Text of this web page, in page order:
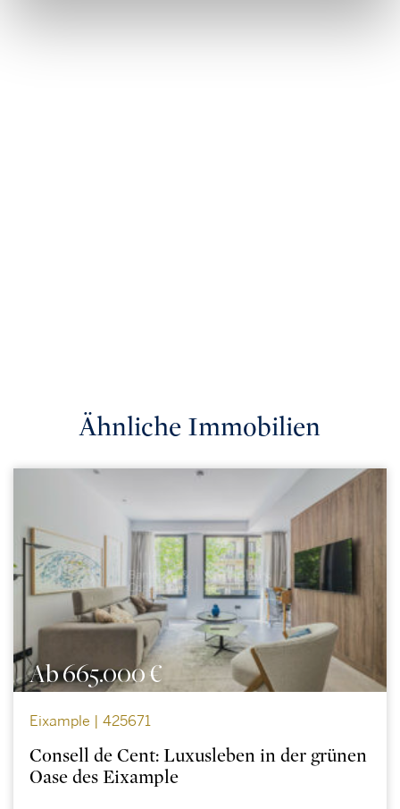
Ähnliche Immobilien
Ab 665.000 €
Eixample | 425671
Consell de Cent: Luxusleben in der grünen
Oase des Eixample